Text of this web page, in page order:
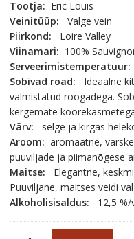
Tootja: Eric Louis
Veinitüüp: Valge vein
Piirkond: Loire Valley
Viinamari: 100%
Serveerimistemperatuur:
Sobivad road: Ideaalne
valmistatud roogadega.
kergemate
Värv: selge ja kirgas
Aroom: aromaatne,
puuviljade ja piimanõgese
Maitse: Elegantne,
Puuviljane, maitses veidi
Alkoholisisaldus: 12,5 %/